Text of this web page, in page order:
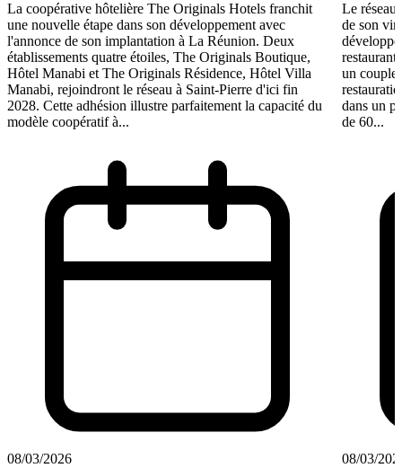
La coopérative hôtelière The Originals Hotels franchit
une nouvelle étape dans son développement avec
l'annonce de son implantation à La Réunion. Deux
établissements quatre étoiles, The Originals Boutique,
Hôtel Manabi et The Originals Résidence, Hôtel Villa
Manabi, rejoindront le réseau à Saint-Pierre d'ici fin
2028. Cette adhésion illustre parfaitement la capacité du
modèle coopératif à...
08/03/2026
Le réseau
de son
un couple
dans un
de 60...
08/03/